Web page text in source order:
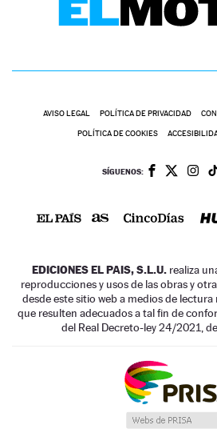
AVISO LEGAL POLÍTICA DE PRIVACIDAD
POLÍTICA DE COOKIES
SÍGUENOS:
EDICIONES EL PAIS, S.L.U. realiza
reproducciones y usos de las obras y
desde este sitio web a medios de
que resulten adecuados a tal fin de
del Real Decreto-ley 24/2021,